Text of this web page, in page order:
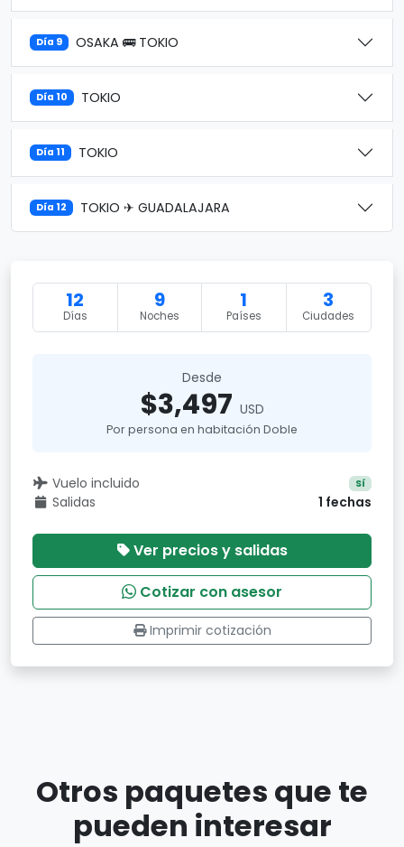
Día 9 OSAKA 🚌 TOKIO
Día 10 TOKIO
Día 11 TOKIO
Día 12 TOKIO ✈ GUADALAJARA
12
Días
9
Noches
1
Países
3
Ciudades
Desde
$3,497 USD
Por persona en habitación Doble
Vuelo incluido Sí
Salidas 1 fechas
Ver precios y salidas
Cotizar con asesor
Imprimir cotización
Otros paquetes que te
pueden interesar